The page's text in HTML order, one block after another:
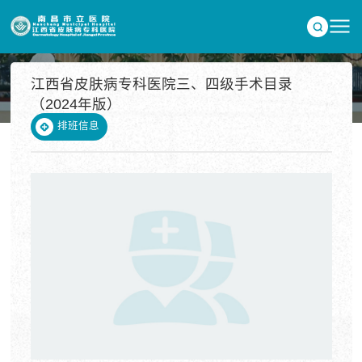
江西省皮肤病专科医院三、四级手术目录
（2024年版）
排班信息